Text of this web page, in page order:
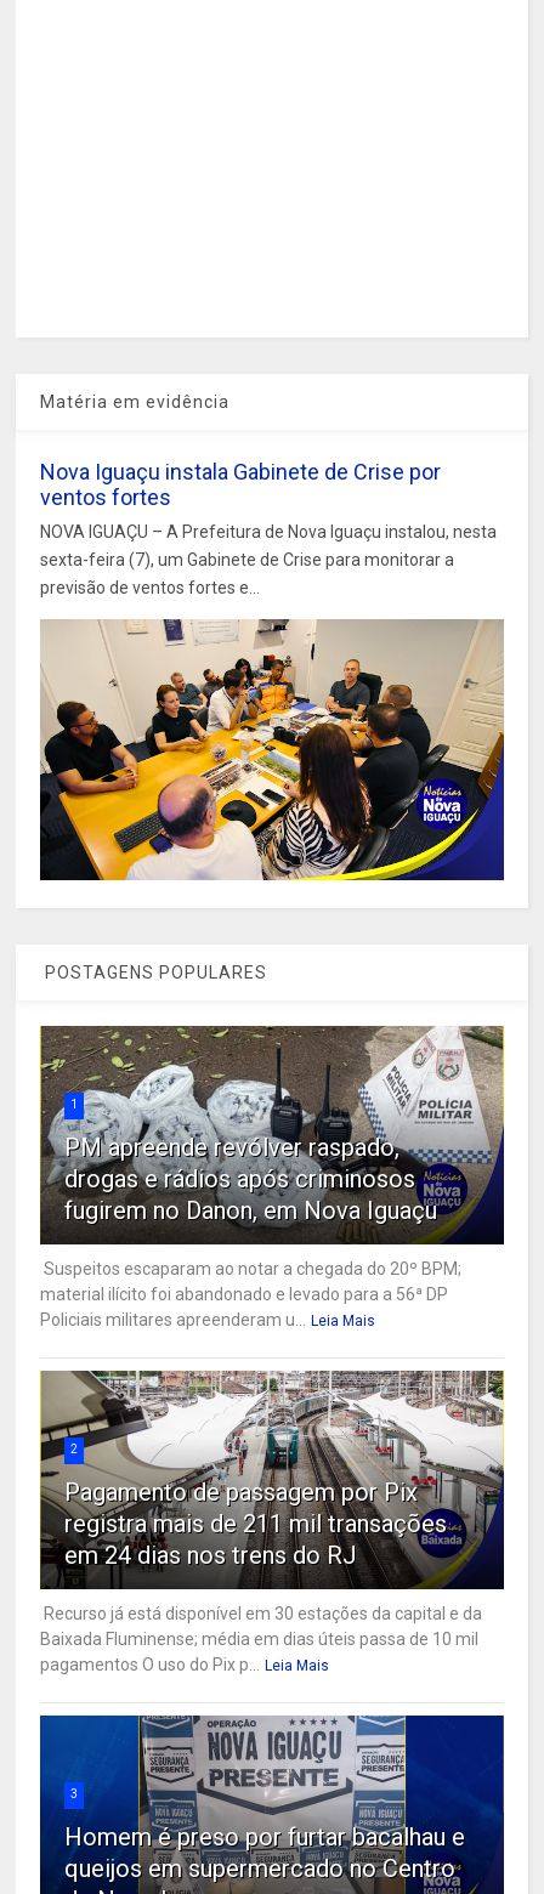
Matéria em evidência
Nova Iguaçu instala Gabinete de Crise por
ventos fortes
NOVA IGUAÇU – A Prefeitura de Nova Iguaçu instalou, nesta
sexta-feira (7), um Gabinete de Crise para monitorar a
previsão de ventos fortes e...
POSTAGENS POPULARES
1
PM apreende revólver raspado,
drogas e rádios após criminosos
fugirem no Danon, em Nova Iguaçu
Suspeitos escaparam ao notar a chegada do 20º BPM;
material ilícito foi abandonado e levado para a 56ª DP
Policiais militares apreenderam u...
Leia Mais
2
Pagamento de passagem por Pix
registra mais de 211 mil transações
em 24 dias nos trens do RJ
Recurso já está disponível em 30 estações da capital e da
Baixada Fluminense; média em dias úteis passa de 10 mil
pagamentos O uso do Pix p...
Leia Mais
3
Homem é preso por furtar bacalhau e
queijos em supermercado no Centro